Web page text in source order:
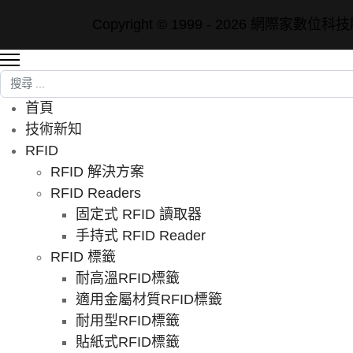
搜尋
首頁
技術新知
RFID
RFID 解決方案
RFID Readers
固定式 RFID 讀取器
手持式 RFID Reader
RFID 標籤
耐高溫RFID標籤
適用金屬材質RFID標籤
耐用型RFID標籤
貼紙式RFID標籤